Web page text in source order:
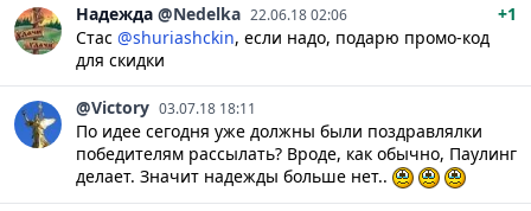
Надежда @Nedelka 22.06.18 02:06
+1
Стас @shuriashckin, если надо, подарю промо-код
для скидки
@Victory 03.07.18 18:11
По идее сегодня уже должны были поздравлялки
победителям рассылать? Вроде, как обычно, Паулинг
делает. Значит надежды больше нет..